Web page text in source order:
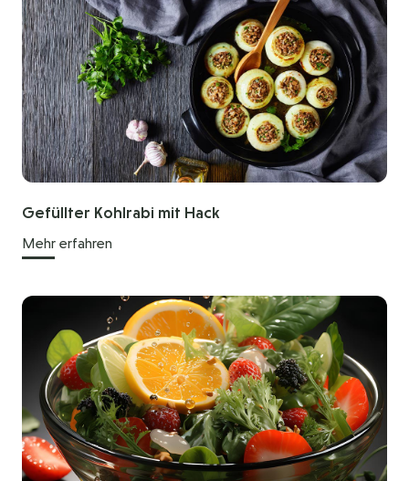
Gefüllter Kohlrabi mit Hack
Mehr erfahren